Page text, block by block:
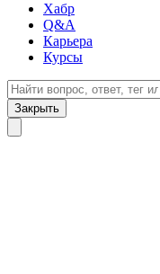
Хабр
Q&A
Карьера
Курсы
Закрыть